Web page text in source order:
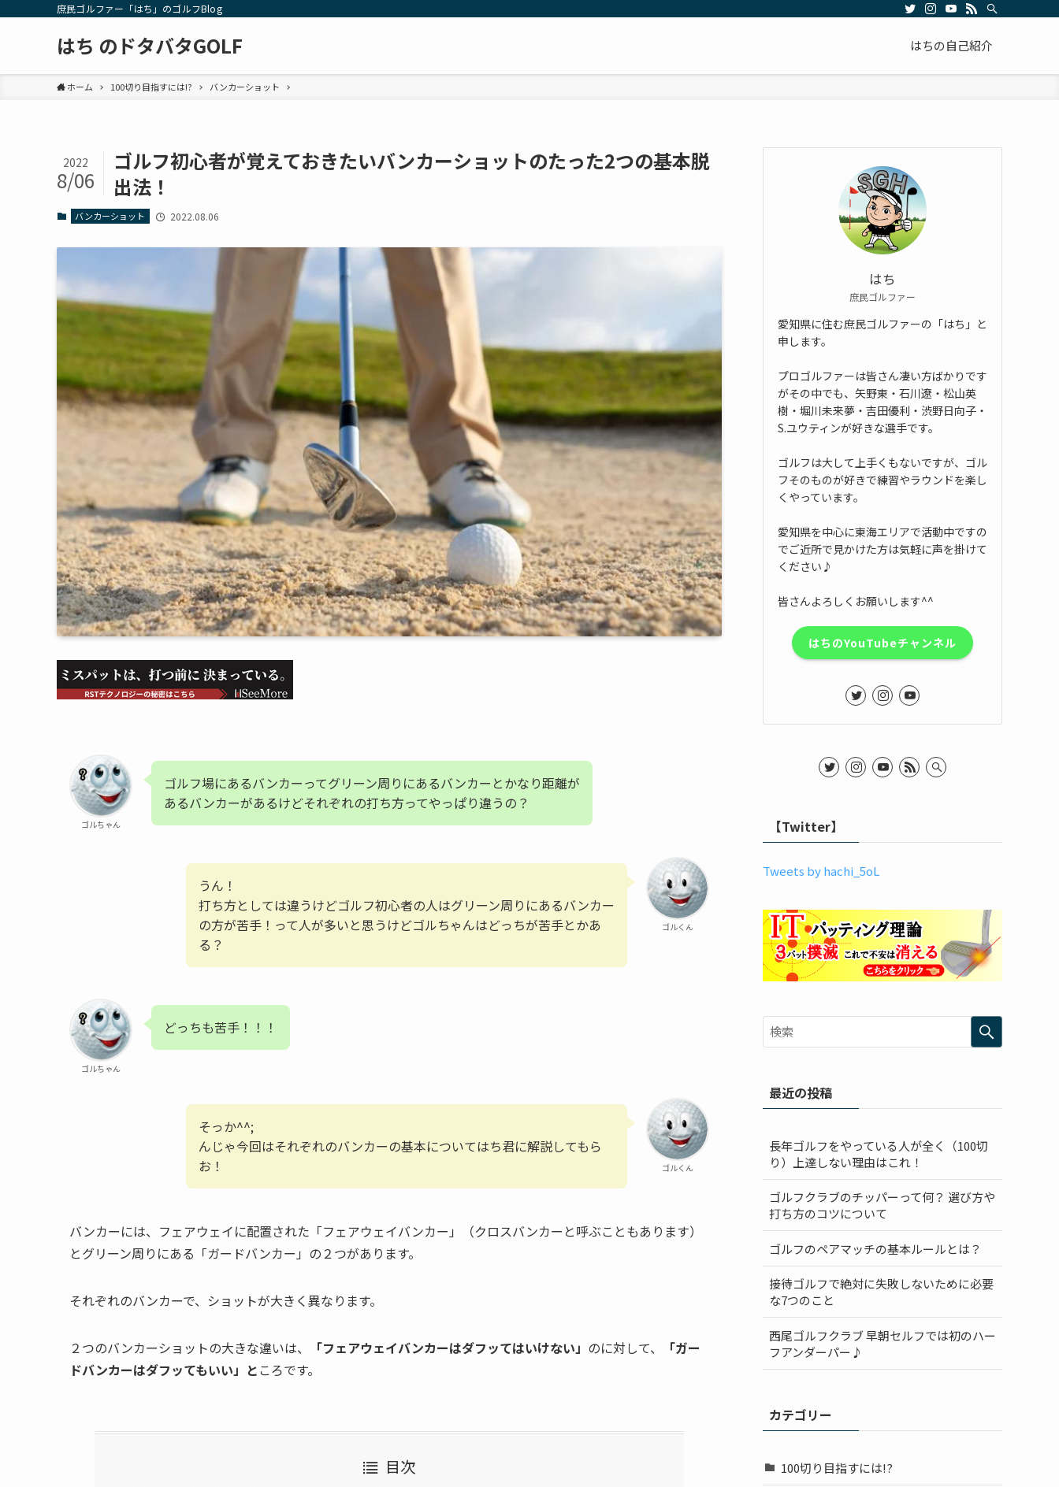
庶民ゴルファー「はち」のゴルフBlog
はち のドタバタGOLF はちの自己紹介
ホーム 100切り目指すには!? バンカーショット
ゴルフ初心者が覚えておきたいバンカーショットのたった2つの基本脱
出法！
2022
8/06
バンカーショット 2022.08.06
ゴルちゃん
ゴルフ場にあるバンカーってグリーン周りにあるバンカーとかなり距離が
あるバンカーがあるけどそれぞれの打ち方ってやっぱり違うの？
ゴルくん
うん！
打ち方としては違うけどゴルフ初心者の人はグリーン周りにあるバンカー
の方が苦手！って人が多いと思うけどゴルちゃんはどっちが苦手とかあ
る？
ゴルちゃん
どっちも苦手！！！
ゴルくん
そっか^^;
んじゃ今回はそれぞれのバンカーの基本についてはち君に解説してもら
お！
バンカーには、フェアウェイに配置された「フェアウェイバンカー」（クロスバンカーと呼ぶこともあります）
とグリーン周りにある「ガードバンカー」の２つがあります。
それぞれのバンカーで、ショットが大きく異なります。
２つのバンカーショットの大きな違いは、 「フェアウェイバンカーはダフッてはいけない」 のに対して、
「ガー
ドバンカーはダフッてもいい」と ころです。
目次
はち
庶民ゴルファー
愛知県に住む庶民ゴルファーの「はち」と
申します。
プロゴルファーは皆さん凄い方ばかりです
がその中でも、矢野東・石川遼・松山英
樹・堀川未来夢・吉田優利・渋野日向子・
S.ユウティンが好きな選手です。
ゴルフは大して上手くもないですが、ゴル
フそのものが好きで練習やラウンドを楽し
くやっています。
愛知県を中心に東海エリアで活動中ですの
でご近所で見かけた方は気軽に声を掛けて
ください♪
皆さんよろしくお願いします^^
はちのYouTubeチャンネル
【Twitter】
Tweets by hachi_5oL
最近の投稿
長年ゴルフをやっている人が全く（100切
り）上達しない理由はこれ！
ゴルフクラブのチッパーって何？ 選び方や
打ち方のコツについて
ゴルフのペアマッチの基本ルールとは？
接待ゴルフで絶対に失敗しないために必要
な7つのこと
西尾ゴルフクラブ 早朝セルフでは初のハー
フアンダーパー♪
カテゴリー
100切り目指すには!?